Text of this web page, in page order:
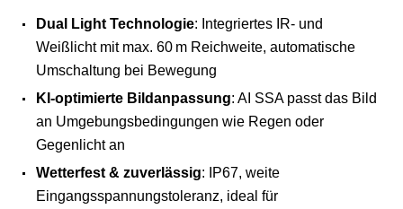
Dual Light Technologie: Integriertes IR- und
Weißlicht mit max. 60 m Reichweite, automatische
Umschaltung bei Bewegung
KI-optimierte Bildanpassung: AI SSA passt das Bild
an Umgebungsbedingungen wie Regen oder
Gegenlicht an
Wetterfest & zuverlässig: IP67, weite
Eingangsspannungstoleranz, ideal für